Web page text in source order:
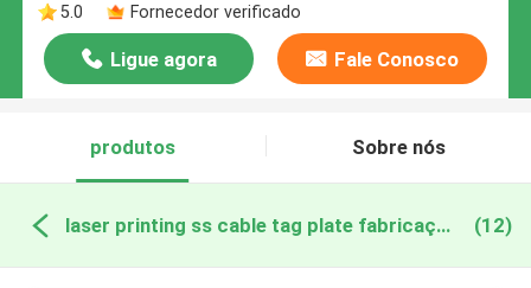
5.0
Fornecedor verificado
Ligue agora Fale Conosco
produtos Sobre nós
laser printing ss cable tag plate fabricação online (12)